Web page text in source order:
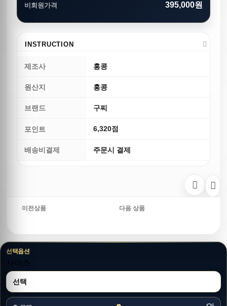
비회원가격 395,000원
INSTRUCTION
제조사 홍콩
원산지 홍콩
브랜드 구찌
포인트 6,320점
배송비결제 주문시 결제
이전상품 다음 상품
선택옵션
사이즈